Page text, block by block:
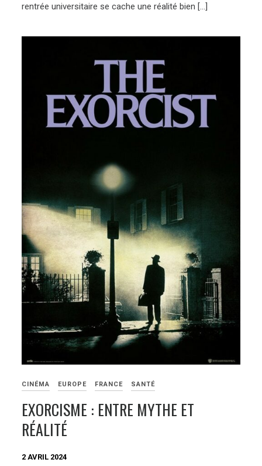
rentrée universitaire se cache une réalité bien […]
CINÉMA EUROPE FRANCE SANTÉ
EXORCISME : ENTRE MYTHE ET
RÉALITÉ
2 AVRIL 2024